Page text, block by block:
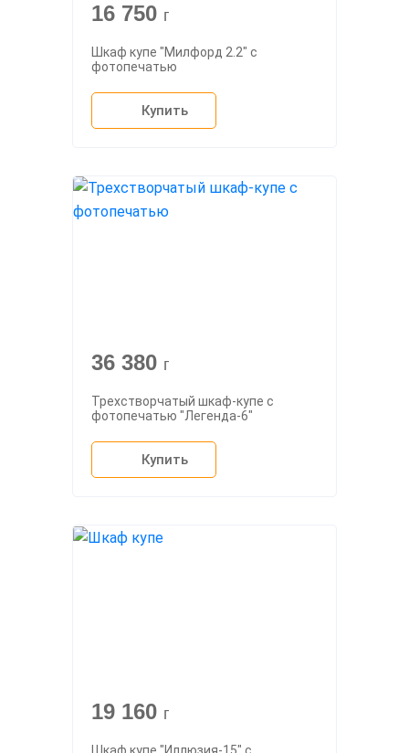
16 750 г
Шкаф купе "Милфорд 2.2" с
фотопечатью
Купить
36 380 г
Трехстворчатый шкаф-купе с
фотопечатью "Легенда-6"
Купить
19 160 г